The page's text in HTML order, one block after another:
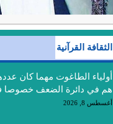
الثقافة القرآنية
أولياء الطاغوت مهما كان
هم في دائرة الضعف خصوصا
أغسطس 8, 2026